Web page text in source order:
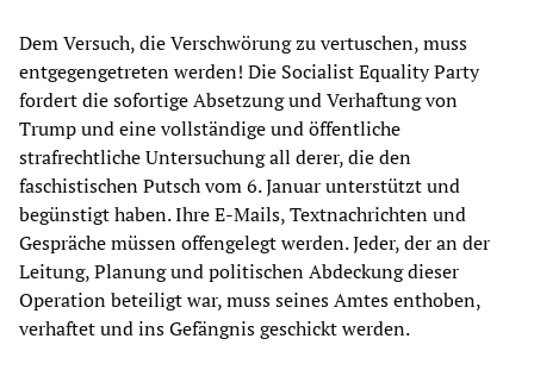
Dem Versuch, die Verschwörung zu vertuschen, muss
entgegengetreten werden! Die Socialist Equality Party
fordert die sofortige Absetzung und Verhaftung von
Trump und eine vollständige und öffentliche
strafrechtliche Untersuchung all derer, die den
faschistischen Putsch vom 6. Januar unterstützt und
begünstigt haben. Ihre E-Mails, Textnachrichten und
Gespräche müssen offengelegt werden. Jeder, der an der
Leitung, Planung und politischen Abdeckung dieser
Operation beteiligt war, muss seines Amtes enthoben,
verhaftet und ins Gefängnis geschickt werden.